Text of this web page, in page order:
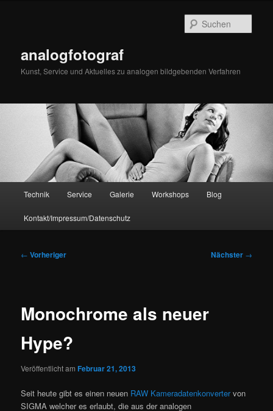
analogfotograf
Kunst, Service und Aktuelles zu analogen bildgebenden Verfahren
Technik Service Galerie Workshops Blog
Kontakt/Impressum/Datenschutz
Beitragsnavigation
← Vorheriger Nächster →
Monochrome als neuer
Hype?
Veröffentlicht amFebruar 21, 2013
Seit heute gibt es einen neuen RAW Kameradatenkonvertervon
SIGMA welcher es erlaubt, die aus der analogen